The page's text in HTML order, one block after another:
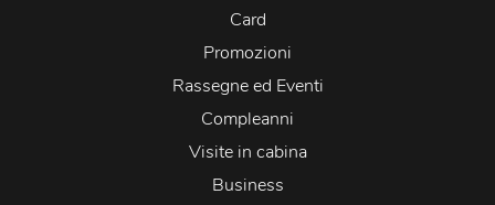
Card
Promozioni
Rassegne ed Eventi
Compleanni
Visite in cabina
Business